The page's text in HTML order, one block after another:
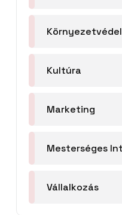
Kultúra
Marketing
Mesterséges
Vállalkozás